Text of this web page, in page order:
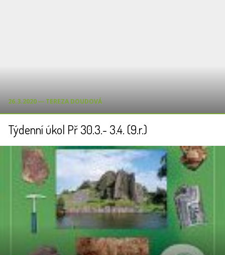
26.3.2020 ― TEREZA DOUDOVÁ
Týdenní úkol Př 30.3.- 3.4. (9.r.)